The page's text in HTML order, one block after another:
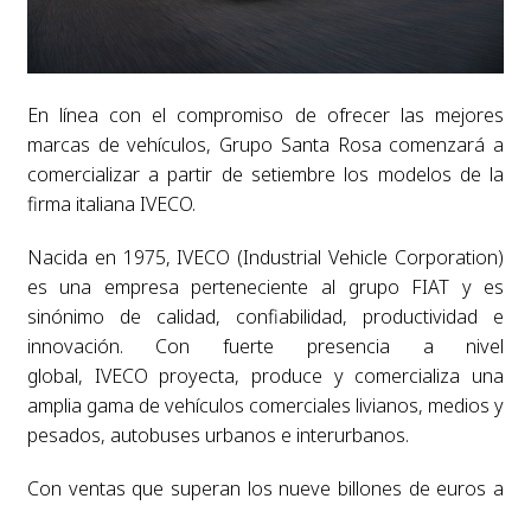
En línea con el compromiso de ofrecer las mejores
marcas de vehículos, Grupo Santa Rosa comenzará a
comercializar a partir de setiembre los modelos de la
firma italiana IVECO.
Nacida en 1975, IVECO (Industrial Vehicle Corporation)
es una empresa perteneciente al grupo FIAT y es
sinónimo de calidad, confiabilidad, productividad e
innovación. Con fuerte presencia a nivel
global, IVECO proyecta, produce y comercializa una
amplia gama de vehículos comerciales livianos, medios y
pesados, autobuses urbanos e interurbanos.
Con ventas que superan los nueve billones de euros a